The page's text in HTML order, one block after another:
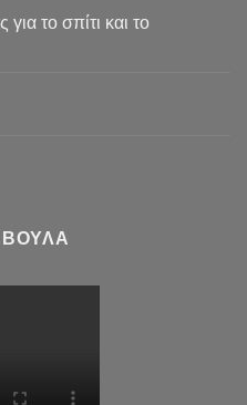
το σπίτι και το
ΒΟΥΛΑ